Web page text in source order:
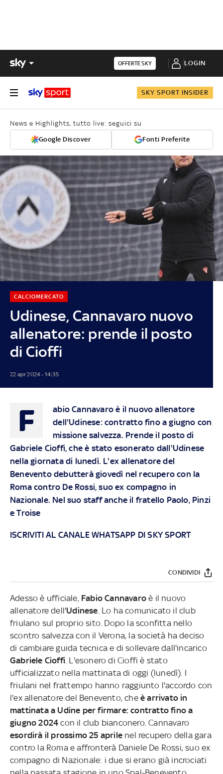
OFFERTE SKY LOGIN
SKY SPORT INSIDER
News e Highlights, tutto live: seguici su
Google Discover Fonti Preferite
Udinese, Cannavaro nuovo
allenatore: prende il posto
di Cioffi
CALCIOMERCATO
22 apr 2024 - 14:35
F
abio Cannavaro è il nuovo allenatore
dell'Udinese: contratto fino a giugno con
missione salvezza. Prende il posto di
Gabriele Cioffi, che è stato esonerato dall'Udinese
nella giornata di lunedì. L'ex allenatore del
Benevento debutterà giovedì nel recupero con la
Roma contro De Rossi, suo ex compagno in
Nazionale. Nel suo staff anche il fratello Paolo, Pinzi
e Troise
ISCRIVITI AL CANALE WHATSAPP DI SKY SPORT
CONDIVIDI
Adesso è ufficiale, Fabio Cannavaro è il nuovo
allenatore dell'Udinese . Lo ha comunicato il club
friulano sul proprio sito. Dopo la sconfitta nello
scontro salvezza con il Verona, la società ha deciso
di cambiare guida tecnica e di sollevare dall'incarico
Gabriele Cioffi . L'esonero di Cioffi è stato
ufficializzato nella mattinata di oggi (lunedì). I
friulani nel frattempo hanno raggiunto l'accordo con
l'ex allenatore del Benevento, che è arrivato in
mattinata a Udine per firmare: contratto fino a
giugno 2024 con il club bianconero. Cannavaro
esordirà il prossimo 25 aprile nel recupero della gara
contro la Roma e affronterà Daniele De Rossi, suo ex
compagno di Nazionale: i due si erano già incrociati